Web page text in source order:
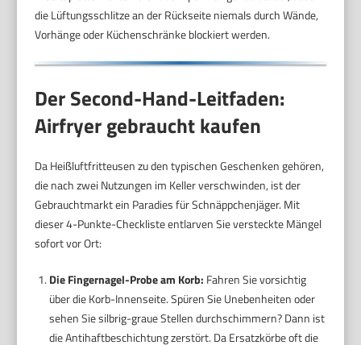
die Lüftungsschlitze an der Rückseite niemals durch Wände,
Vorhänge oder Küchenschränke blockiert werden.
Der Second-Hand-Leitfaden:
Airfryer gebraucht kaufen
Da Heißluftfritteusen zu den typischen Geschenken gehören,
die nach zwei Nutzungen im Keller verschwinden, ist der
Gebrauchtmarkt ein Paradies für Schnäppchenjäger. Mit
dieser 4-Punkte-Checkliste entlarven Sie versteckte Mängel
sofort vor Ort:
Die Fingernagel-Probe am Korb: Fahren Sie vorsichtig
über die Korb-Innenseite. Spüren Sie Unebenheiten oder
sehen Sie silbrig-graue Stellen durchschimmern? Dann ist
die Antihaftbeschichtung zerstört. Da Ersatzkörbe oft die